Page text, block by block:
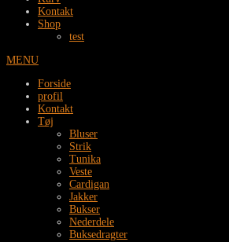
Kontakt
Shop
test
MENU
Forside
profil
Kontakt
Tøj
Bluser
Strik
Tunika
Veste
Cardigan
Jakker
Bukser
Nederdele
Buksedragter